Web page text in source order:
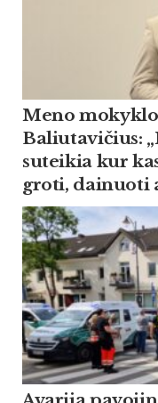
Meno
Baliutavičius:
suteikia kur
groti, dainuoti